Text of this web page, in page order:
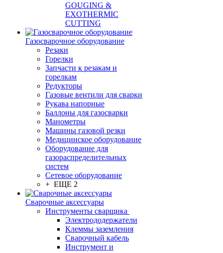
GOUGING &
EXOTHERMIC
CUTTING
Газосварочное оборудование
Резаки
Горелки
Запчасти к резакам и
горелкам
Редукторы
Газовые вентили для сварки
Рукава напорные
Баллоны для газосварки
Манометры
Машины газовой резки
Медицинское оборудование
Оборудование для
газораспределительных
систем
Сетевое оборудование
+ ЕЩЕ 2
Сварочные аксессуары
Инструменты сварщика
Электрододержатели
Клеммы заземления
Сварочный кабель
Инструмент и